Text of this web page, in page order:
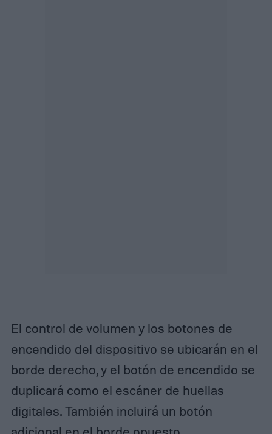
El control de volumen y los botones de
encendido del dispositivo se ubicarán en el
borde derecho, y el botón de encendido se
duplicará como el escáner de huellas
digitales.También incluirá un botón